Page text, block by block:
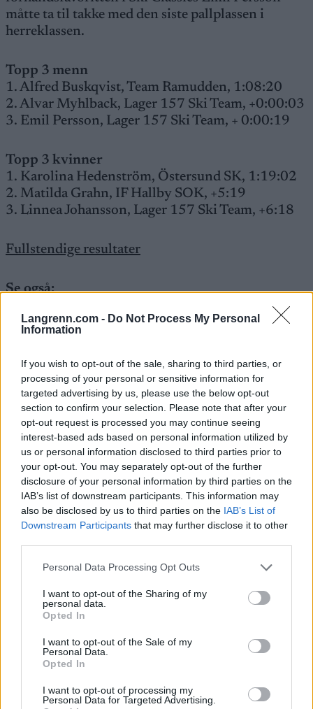
Langrenn.com - Do Not Process My Personal
Information
If you wish to opt-out of the sale, sharing to third parties, or
processing of your personal or sensitive information for
targeted advertising by us, please use the below opt-out
section to confirm your selection. Please note that after your
opt-out request is processed you may continue seeing
interest-based ads based on personal information utilized by
us or personal information disclosed to third parties prior to
your opt-out. You may separately opt-out of the further
disclosure of your personal information by third parties on the
IAB’s list of downstream participants. This information may
also be disclosed by us to third parties on the IAB’s List of
Downstream Participants that may further disclose it to other
Please note that this website/app uses one or more Google
not limited to your visit or usage behaviour. You may click to
grant or deny consent to Google and its third-party tags to
use your data for below specified purposes in below Google
consent section.
Personal Data Processing Opt Outs
I want to opt-out of the Sharing of my
personal data.
Opted In
I want to opt-out of the Sale of my
Personal Data.
Opted In
I want to opt-out of processing my
Personal Data for Targeted Advertising.
måtte ta til takke med den siste pallplassen i
herreklassen.
Topp 3 menn
1. Alfred Buskqvist, Team Ramudden, 1:08:20
2. Alvar Myhlback, Lager 157 Ski Team, +0:00:03
3. Emil Persson, Lager 157 Ski Team, + 0:00:19
Topp 3 kvinner
1. Karolina Hedenström, Östersund SK, 1:19:02
2. Matilda Grahn, IF Hallby SOK, +5:19
3. Linnea Johansson, Lager 157 Ski Team, +6:18
Fullstendige resultater
Se også:
trøyevinnere
Rennet var også første konkurranse i
rulleskicupen 157XCC Rollerski Tour. Serien
består av totalt fem renn, der neste er
Skoklosterullen 3. juni.
Tid for rulleski
Gå ikke glipp av vårens store rulleskitest, som
publiseres søndag 14. mai, alt om utstyr,
rulleskitrening og vår nye videoserie om
rulleskiteknikk:Bli medlem på Langrenn.com
og sikre deg tilgang til alt av tester, videoer og
dekningen av langrenn 365 dager i året.
Husk at som medlem har du også tilgang til alt av
innhold på vår svenske vintersportportal
vår finske nyhetssidemaastohiihto.com
og vår
internasjonale langrenns- og
intervjuer, produkttester, trenings- og utstyrstips